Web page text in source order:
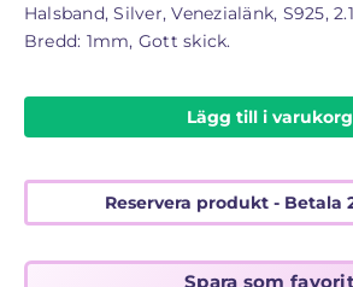
Mitt Konto
Vill du sälja? – Till
ALLMÄNNA VILLKOR
SÅ FUNGERAR KÖP MED PANTLÅN
Halsband, Silver, Venezialänk, S925,
Bredd: 1mm, Gott skick.
Lägg till i varukorg
Reservera produkt - Betala